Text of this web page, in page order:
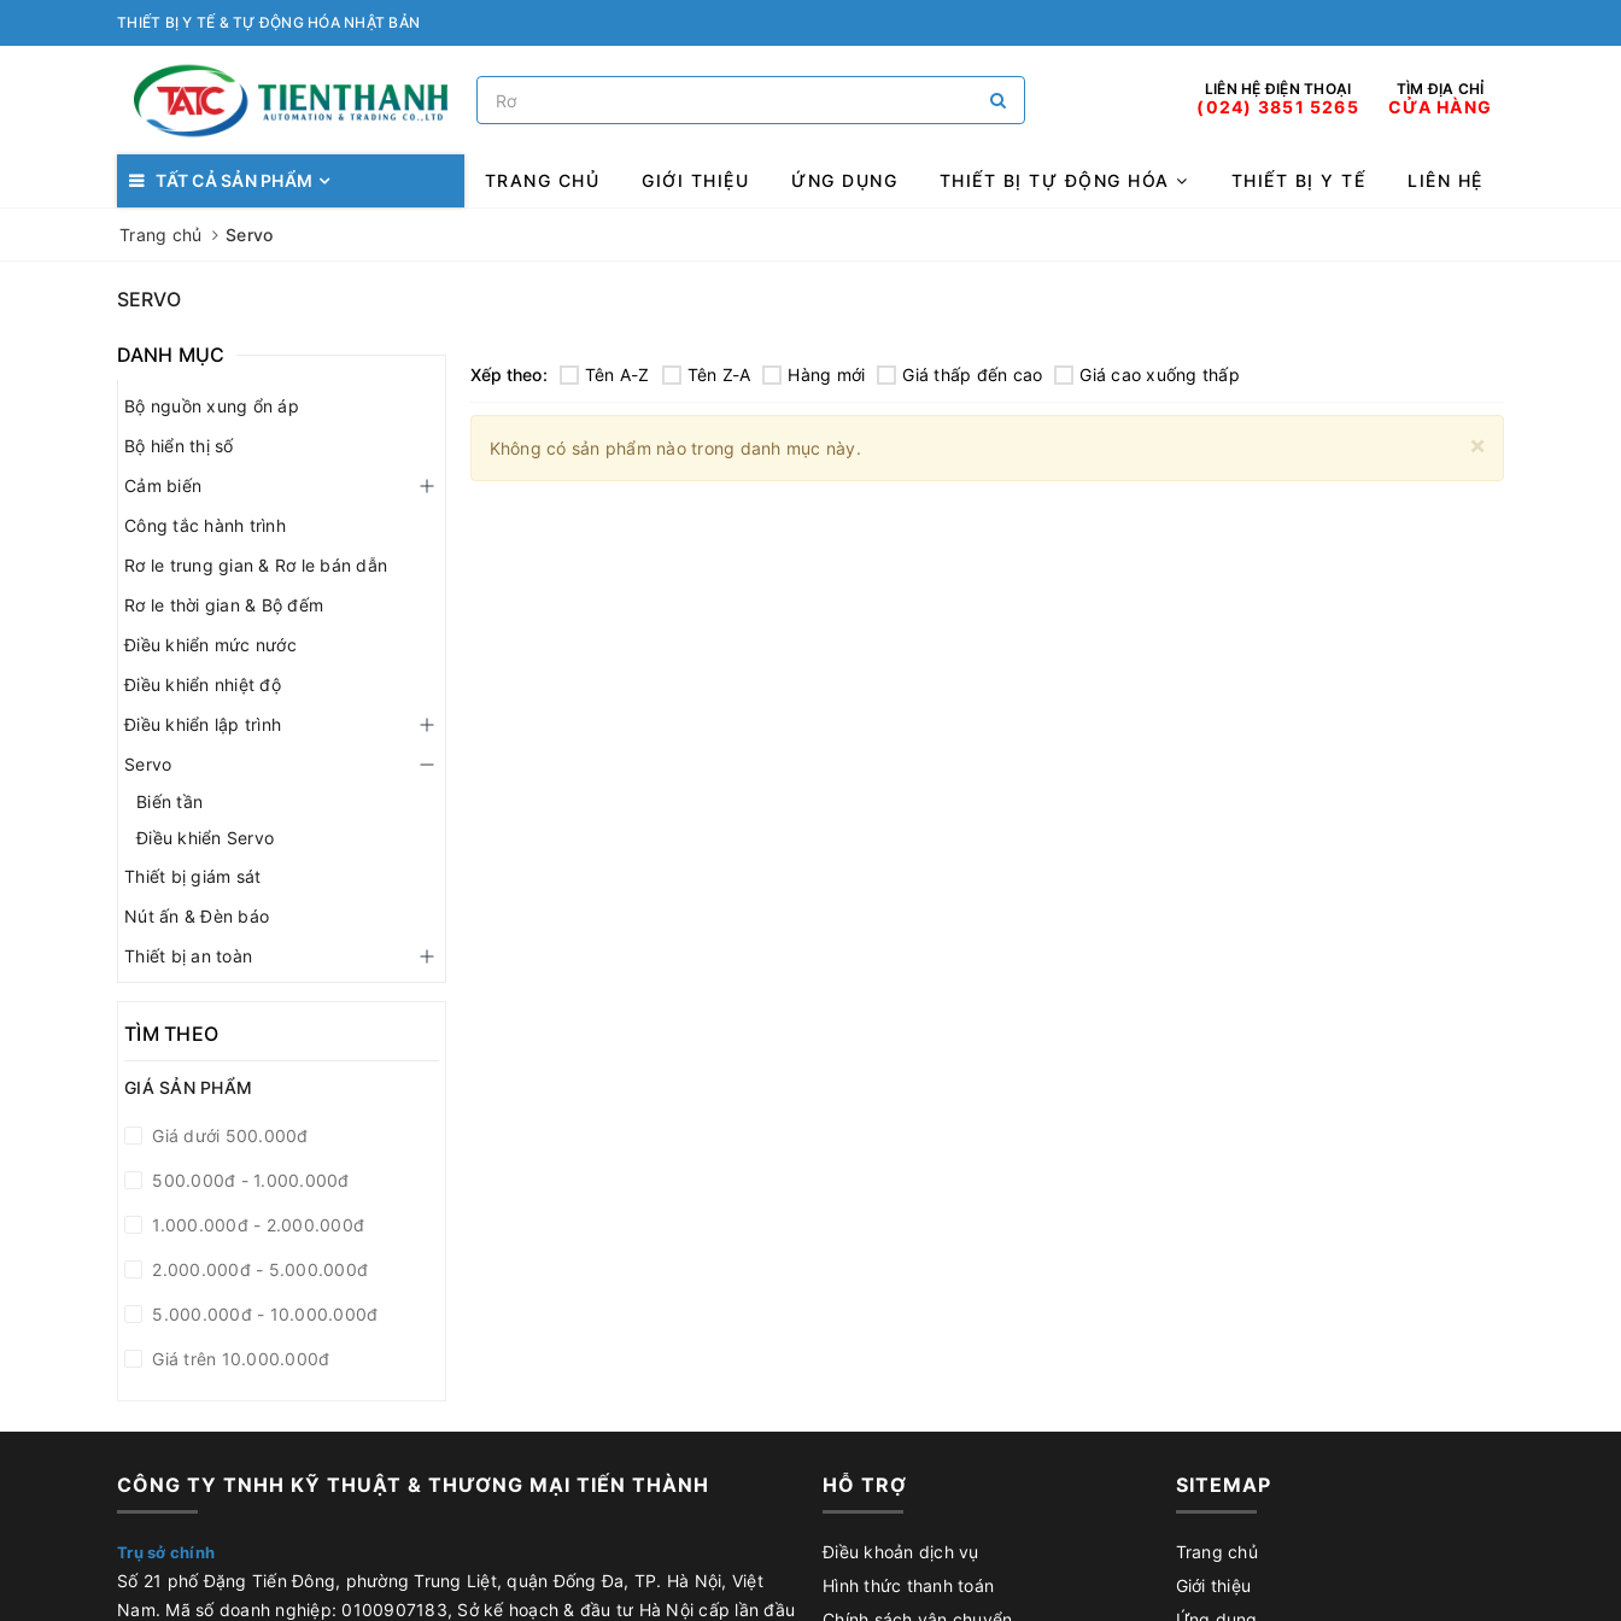
THIẾT BỊ Y TẾ & TỰ ĐỘNG HÓA NHẬT BẢN
LIÊN HỆ ĐIỆN THOẠI
(024) 3851 5265
TÌM ĐỊA CHỈ
CỬA HÀNG
TẤT CẢ SẢN PHẨM TRANG CHỦ GIỚI THIỆU ỨNG DỤNG THIẾT BỊ TỰ ĐỘNG HÓA THIẾT BỊ Y TẾ LIÊN HỆ
Trang chủ Servo
SERVO
Xếp theo: Tên A-Z Tên Z-A Hàng mới Giá thấp đến cao Giá cao xuống thấp
×
Không có sản phẩm nào trong danh mục này.
DANH MỤC
Bộ nguồn xung ổn áp
Bộ hiển thị số
Cảm biến
Công tắc hành trình
Rơ le trung gian & Rơ le bán dẫn
Rơ le thời gian & Bộ đếm
Điều khiển mức nước
Điều khiển nhiệt độ
Điều khiển lập trình
Servo
Biến tần
Điều khiển Servo
Thiết bị giám sát
Nút ấn & Đèn báo
Thiết bị an toàn
TÌM THEO
GIÁ SẢN PHẨM
Giá dưới 500.000đ
500.000đ - 1.000.000đ
1.000.000đ - 2.000.000đ
2.000.000đ - 5.000.000đ
5.000.000đ - 10.000.000đ
Giá trên 10.000.000đ
CÔNG TY TNHH KỸ THUẬT & THƯƠNG MẠI TIẾN THÀNH
Trụ sở chính
Số 21 phố Đặng Tiến Đông, phường Trung Liệt, quận Đống Đa, TP. Hà Nội, Việt
Nam. Mã số doanh nghiệp: 0100907183, Sở kế hoạch & đầu tư Hà Nội cấp lần đầu
HỖ TRỢ
Điều khoản dịch vụ
Hình thức thanh toán
SITEMAP
Trang chủ
Giới thiệu